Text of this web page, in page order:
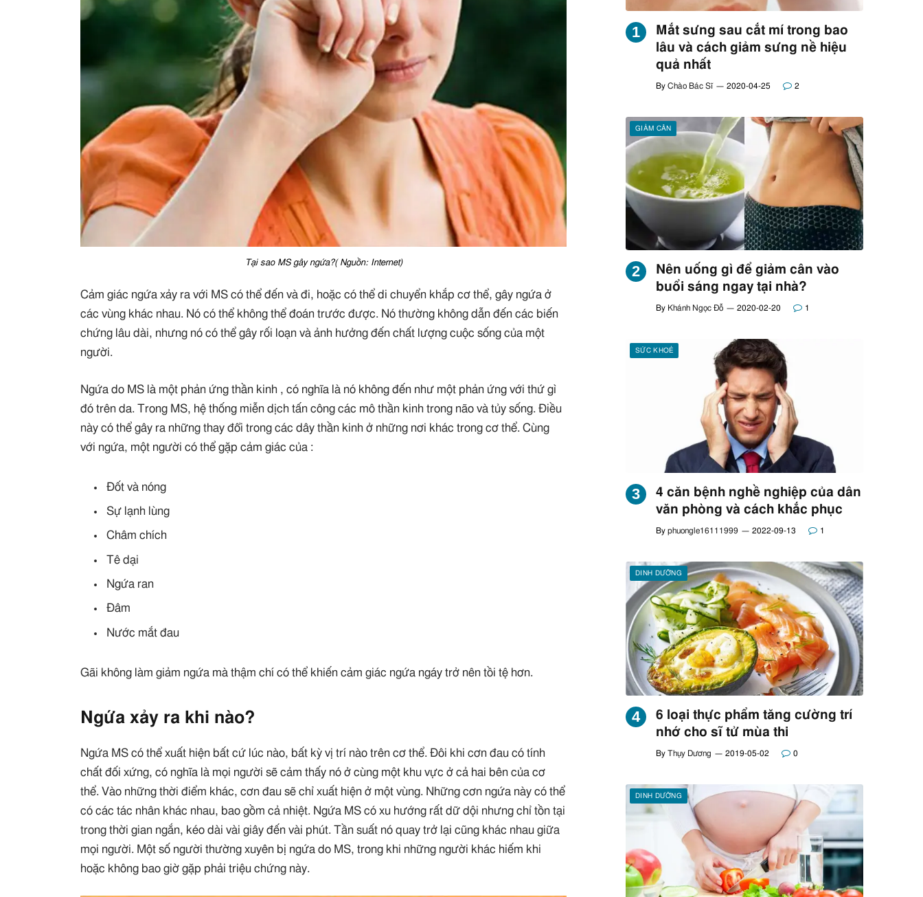
Tại sao MS gây ngứa?( Nguồn: Internet)
Cảm giác ngứa xảy ra với MS có thể đến và đi, hoặc có thể di chuyển khắp cơ thể, gây ngứa ở
các vùng khác nhau. Nó có thể không thể đoán trước được. Nó thường không dẫn đến các biến
chứng lâu dài, nhưng nó có thể gây rối loạn và ảnh hưởng đến chất lượng cuộc sống của một
người.
Ngứa do MS là một phản ứng thần kinh , có nghĩa là nó không đến như một phản ứng với thứ gì
đó trên da. Trong MS, hệ thống miễn dịch tấn công các mô thần kinh trong não và tủy sống. Điều
này có thể gây ra những thay đổi trong các dây thần kinh ở những nơi khác trong cơ thể. Cùng
với ngứa, một người có thể gặp cảm giác của :
Đốt và nóng
Sự lạnh lùng
Châm chích
Tê dại
Ngứa ran
Đâm
Nước mắt đau
Gãi không làm giảm ngứa mà thậm chí có thể khiến cảm giác ngứa ngáy trở nên tồi tệ hơn.
Ngứa xảy ra khi nào?
Ngứa MS có thể xuất hiện bất cứ lúc nào, bất kỳ vị trí nào trên cơ thể. Đôi khi cơn đau có tính
chất đối xứng, có nghĩa là mọi người sẽ cảm thấy nó ở cùng một khu vực ở cả hai bên của cơ
thể. Vào những thời điểm khác, cơn đau sẽ chỉ xuất hiện ở một vùng. Những cơn ngứa này có thể
có các tác nhân khác nhau, bao gồm cả nhiệt. Ngứa MS có xu hướng rất dữ dội nhưng chỉ tồn tại
trong thời gian ngắn, kéo dài vài giây đến vài phút. Tần suất nó quay trở lại cũng khác nhau giữa
mọi người. Một số người thường xuyên bị ngứa do MS, trong khi những người khác hiếm khi
hoặc không bao giờ gặp phải triệu chứng này.
Mắt sưng sau cắt mí trong bao
lâu và cách giảm sưng nề hiệu
quả nhất
By Chào Bác Sĩ 2020-04-25 2
GIẢM CÂN
Nên uống gì để giảm cân vào
buổi sáng ngay tại nhà?
By Khánh Ngọc Đỗ 2020-02-20 1
SỨC KHOẺ
4 căn bệnh nghề nghiệp của dân
văn phòng và cách khắc phục
By phuongle16111999 2022-09-13 1
DINH DƯỠNG
6 loại thực phẩm tăng cường trí
nhớ cho sĩ tử mùa thi
By Thụy Dương 2019-05-02 0
DINH DƯỠNG